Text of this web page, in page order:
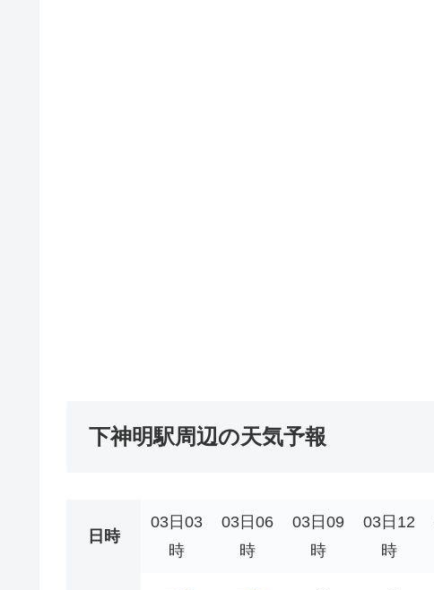
下神明駅周辺の天気予報
日時
03日03
時
03日06
時
03日09
時
03日12
時